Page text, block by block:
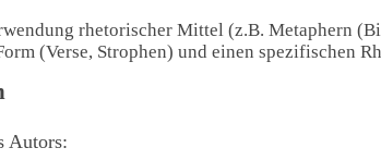
rhetorischer Mittel (z.B. Metaphern
(Verse, Strophen) und einen spezifischen
Autors: